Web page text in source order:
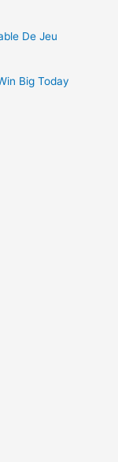
De Jeu
Big Today